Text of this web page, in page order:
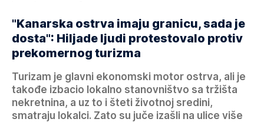
"Kanarska ostrva imaju granicu, sada je
dosta": Hiljade ljudi protestovalo protiv
prekomernog turizma
Turizam je glavni ekonomski motor ostrva, ali je
takođe izbacio lokalno stanovništvo sa tržišta
nekretnina, a uz to i šteti životnoj sredini,
smatraju lokalci. Zato su juče izašli na ulice više